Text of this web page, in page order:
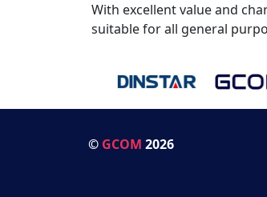
With excellent value and
suitable for all general
© GCOM 2026